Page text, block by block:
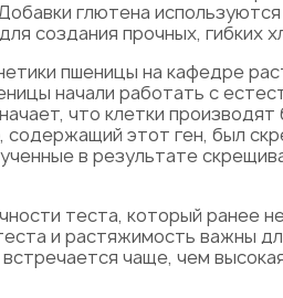
глютена
создания прочных, гибких
пшеницы на кафедре
начали работать с
что клетки
этот ген, был
в результате
теста, который ранее
и растяжимость важны
чаще, чем